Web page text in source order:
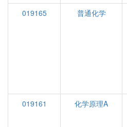
019165 普通化学
019161
化学原理A